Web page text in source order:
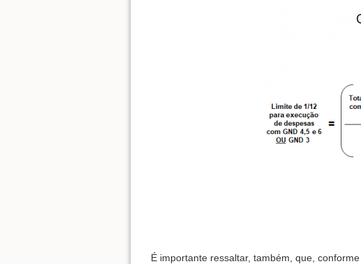
É importante ressaltar, também, que,